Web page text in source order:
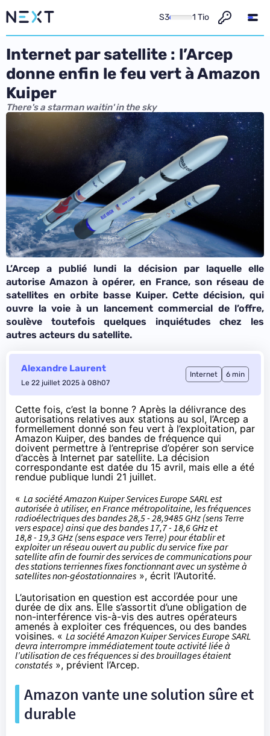
S3 1 Tio
Internet par satellite : l’Arcep
donne enfin le feu vert à Amazon
Kuiper
There's a starman waitin' in the sky
L’Arcep a publié lundi la décision par laquelle elle
autorise Amazon à opérer, en France, son réseau de
satellites en orbite basse Kuiper. Cette décision, qui
ouvre la voie à un lancement commercial de l’offre,
soulève toutefois quelques inquiétudes chez les
autres acteurs du satellite.
Alexandre Laurent
Le 22 juillet 2025 à 08h07
Internet 6 min
Cette fois, c’est la bonne ? Après la délivrance des
autorisations relatives aux stations au sol, l’Arcep a
formellement donné son feu vert à l’exploitation, par
Amazon Kuiper, des bandes de fréquence qui
doivent permettre à l’entreprise d’opérer son service
d’accès à Internet par satellite. La décision
correspondante est datée du 15 avril, mais elle a été
rendue publique lundi 21 juillet.
« La société Amazon Kuiper Services Europe SARL est
autorisée à utiliser, en France métropolitaine, les fréquences
radioélectriques des bandes 28,5 - 28,9485 GHz (sens Terre
vers espace) ainsi que des bandes 17,7 - 18,6 GHz et
18,8 - 19,3 GHz (sens espace vers Terre) pour établir et
exploiter un réseau ouvert au public du service fixe par
satellite afin de fournir des services de communications pour
des stations terriennes fixes fonctionnant avec un système à
satellites non-géostationnaires », écrit l’Autorité.
L’autorisation en question est accordée pour une
durée de dix ans. Elle s’assortit d’une obligation de
non-interférence vis-à-vis des autres opérateurs
amenés à exploiter ces fréquences, ou des bandes
voisines. « La société Amazon Kuiper Services Europe SARL
devra interrompre immédiatement toute activité liée à
l’utilisation de ces fréquences si des brouillages étaient
constatés », prévient l’Arcep.
Amazon vante une solution sûre et
durable